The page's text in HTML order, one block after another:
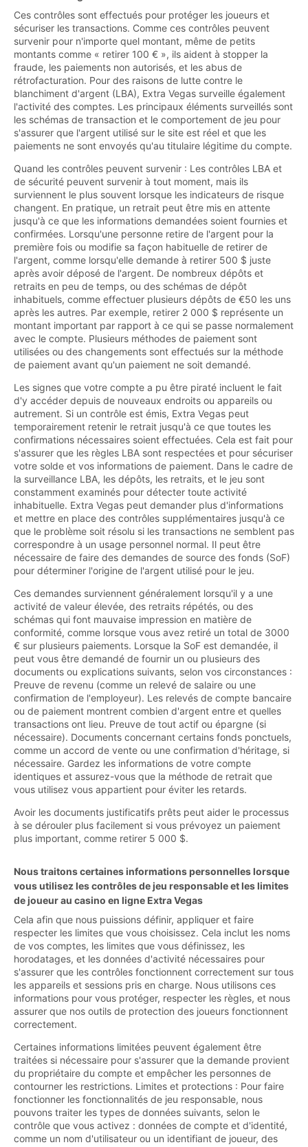
Ces contrôles sont effectués pour protéger les joueurs et
sécuriser les transactions. Comme ces contrôles peuvent
survenir pour n'importe quel montant, même de petits
montants comme « retirer 100 € », ils aident à stopper la
fraude, les paiements non autorisés, et les abus de
rétrofacturation. Pour des raisons de lutte contre le
blanchiment d'argent (LBA), Extra Vegas surveille également
l'activité des comptes. Les principaux éléments surveillés sont
les schémas de transaction et le comportement de jeu pour
s'assurer que l'argent utilisé sur le site est réel et que les
paiements ne sont envoyés qu'au titulaire légitime du compte.
Quand les contrôles peuvent survenir : Les contrôles LBA et
de sécurité peuvent survenir à tout moment, mais ils
surviennent le plus souvent lorsque les indicateurs de risque
changent. En pratique, un retrait peut être mis en attente
jusqu'à ce que les informations demandées soient fournies et
confirmées. Lorsqu'une personne retire de l'argent pour la
première fois ou modifie sa façon habituelle de retirer de
l'argent, comme lorsqu'elle demande à retirer 500 $ juste
après avoir déposé de l'argent. De nombreux dépôts et
retraits en peu de temps, ou des schémas de dépôt
inhabituels, comme effectuer plusieurs dépôts de €50 les uns
après les autres. Par exemple, retirer 2 000 $ représente un
montant important par rapport à ce qui se passe normalement
avec le compte. Plusieurs méthodes de paiement sont
utilisées ou des changements sont effectués sur la méthode
de paiement avant qu'un paiement ne soit demandé.
Les signes que votre compte a pu être piraté incluent le fait
d'y accéder depuis de nouveaux endroits ou appareils ou
autrement. Si un contrôle est émis, Extra Vegas peut
temporairement retenir le retrait jusqu'à ce que toutes les
confirmations nécessaires soient effectuées. Cela est fait pour
s'assurer que les règles LBA sont respectées et pour sécuriser
votre solde et vos informations de paiement. Dans le cadre de
la surveillance LBA, les dépôts, les retraits, et le jeu sont
constamment examinés pour détecter toute activité
inhabituelle. Extra Vegas peut demander plus d'informations
et mettre en place des contrôles supplémentaires jusqu'à ce
que le problème soit résolu si les transactions ne semblent pas
correspondre à un usage personnel normal. Il peut être
nécessaire de faire des demandes de source des fonds (SoF)
pour déterminer l'origine de l'argent utilisé pour le jeu.
Ces demandes surviennent généralement lorsqu'il y a une
activité de valeur élevée, des retraits répétés, ou des
schémas qui font mauvaise impression en matière de
conformité, comme lorsque vous avez retiré un total de 3000
€ sur plusieurs paiements. Lorsque la SoF est demandée, il
peut vous être demandé de fournir un ou plusieurs des
documents ou explications suivants, selon vos circonstances :
Preuve de revenu (comme un relevé de salaire ou une
confirmation de l'employeur). Les relevés de compte bancaire
ou de paiement montrent combien d'argent entre et quelles
transactions ont lieu. Preuve de tout actif ou épargne (si
nécessaire). Documents concernant certains fonds ponctuels,
comme un accord de vente ou une confirmation d'héritage, si
nécessaire. Gardez les informations de votre compte
identiques et assurez-vous que la méthode de retrait que
vous utilisez vous appartient pour éviter les retards.
Avoir les documents justificatifs prêts peut aider le processus
à se dérouler plus facilement si vous prévoyez un paiement
plus important, comme retirer 5 000 $.
Nous traitons certaines informations personnelles lorsque
vous utilisez les contrôles de jeu responsable et les limites
de joueur au casino en ligne Extra Vegas
Cela afin que nous puissions définir, appliquer et faire
respecter les limites que vous choisissez. Cela inclut les noms
de vos comptes, les limites que vous définissez, les
horodatages, et les données d'activité nécessaires pour
s'assurer que les contrôles fonctionnent correctement sur tous
les appareils et sessions pris en charge. Nous utilisons ces
informations pour vous protéger, respecter les règles, et nous
assurer que nos outils de protection des joueurs fonctionnent
correctement.
Certaines informations limitées peuvent également être
traitées si nécessaire pour s'assurer que la demande provient
du propriétaire du compte et empêcher les personnes de
contourner les restrictions. Limites et protections : Pour faire
fonctionner les fonctionnalités de jeu responsable, nous
pouvons traiter les types de données suivants, selon le
contrôle que vous activez : données de compte et d'identité,
comme un nom d'utilisateur ou un identifiant de joueur, des